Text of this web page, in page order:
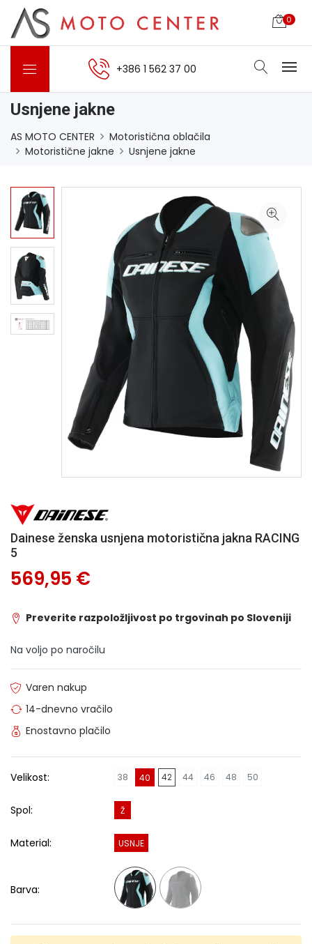
0
+386 1 562 37 00
Usnjene jakne
AS MOTO CENTER
Motoristična oblačila
Motoristične jakne
Usnjene jakne
Dainese ženska usnjena motoristična jakna RACING
5
569,95 €
Preverite razpoložljivost po trgovinah po Sloveniji
Na voljo po naročilu
Varen nakup
14-dnevno vračilo
Enostavno plačilo
Velikost: 38 40 42 44 46 48 50
Spol: Ž
Material: USNJE
Barva: